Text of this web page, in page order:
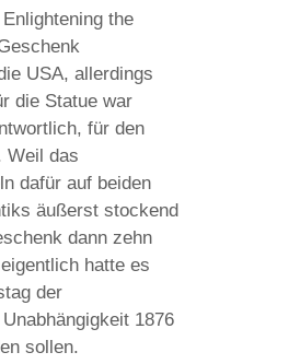
the
USA, allerdings
die Statue war
für den
Weil das
dafür auf beiden
äußerst stockend
dann zehn
hatte es
der
1876
sollen.